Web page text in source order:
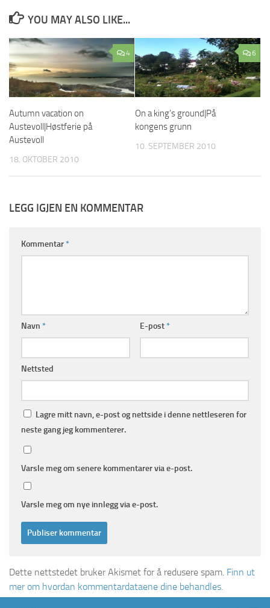
YOU MAY ALSO LIKE...
4
Autumn vacation on
Austevoll|Høstferie på
Austevoll
18. OKTOBER 2010
6
On a king’s ground|På
kongens grunn
10. SEPTEMBER 2010
LEGG IGJEN EN KOMMENTAR
Kommentar*
Navn * E-post*
Nettsted
Lagre mitt navn, e-post og nettside i denne nettleseren for
neste gang jeg kommenterer.
Varsle meg om senere kommentarer via e-post.
Varsle meg om nye innlegg via e-post.
Dette nettstedet bruker Akismet for å redusere spam. Finn ut
mer om hvordan kommentardataene dine behandles.